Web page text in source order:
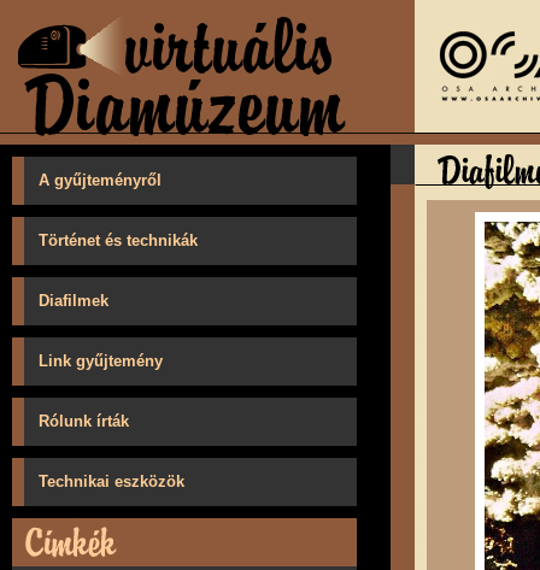
A gyűjteményről
Történet és technikák
Diafilmek
Link gyűjtemény
Rólunk írták
Technikai eszközök